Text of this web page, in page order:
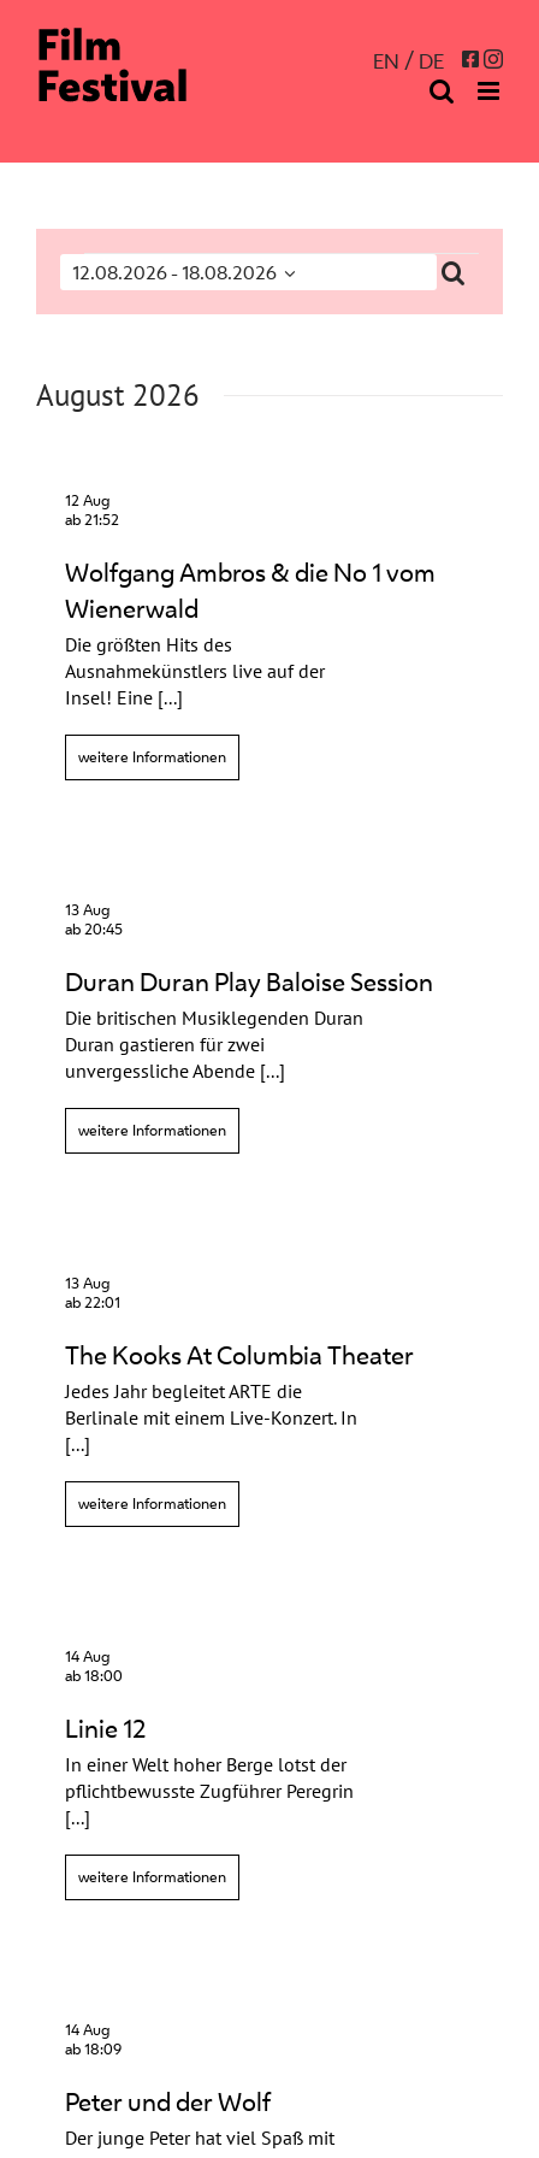
Inhalt
springen
EN DE
Veranstaltungen
Suche
Suche
12.08.2026 - 18.08.2026
Datum
August 2026
12 Aug
ab 21:52
Wolfgang Ambros & die No 1 vom
Wienerwald
Die größten Hits des
Ausnahmekünstlers live auf der
Insel! Eine [...]
weitere Informationen
13 Aug
ab 20:45
Duran Duran Play Baloise Session
Die britischen Musiklegenden Duran
Duran gastieren für zwei
unvergessliche Abende [...]
weitere Informationen
13 Aug
ab 22:01
The Kooks At Columbia Theater
Jedes Jahr begleitet ARTE die
Berlinale mit einem Live-Konzert. In
[...]
weitere Informationen
14 Aug
ab 18:00
Linie 12
In einer Welt hoher Berge lotst der
pflichtbewusste Zugführer Peregrin
[...]
weitere Informationen
14 Aug
ab 18:09
Peter und der Wolf
Der junge Peter hat viel Spaß mit